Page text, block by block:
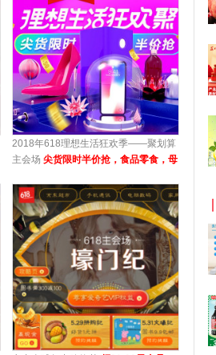
2018年618理想生活狂欢季——聚划算
主会场 尖货限时半价抢，食品零食，母